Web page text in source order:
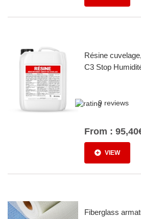
Résine
C3 Stop
9 reviews
From :
VIEW
Fiberglass